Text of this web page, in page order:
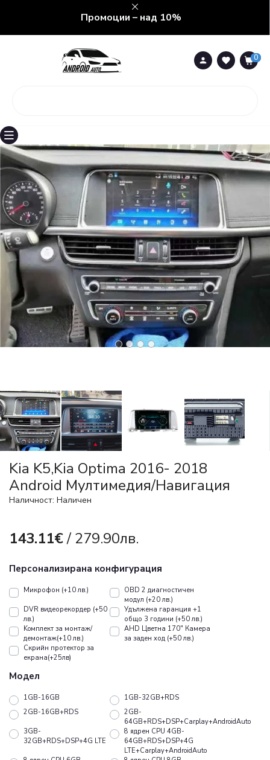
Промоции – над 10%
0
0
Kia K5,Kia Optima 2016- 2018
Android Mултимедия/Навигация
Наличност: Наличен
143.11€/ 279.90лв.
Персонализирана конфигурация
Микрофон (+10 лв.)
OBD 2 диагностичен
модул (+20 лв.)
DVR видеорекордер (+50
лв.)
Удължена гаранция +1
общо 3 години (+50 лв.)
Koмплект за монтаж/
демонтаж(+10 лв.)
AHD Цветна 170" Камера
за заден ход (+50 лв.)
Скрийн протектор за
екрана(+25лв)
Модел
1GB-16GB
1GB-32GB+RDS
2GB-16GB+RDS
2GB-
64GB+RDS+DSP+Carplay+AndroidAuto
3GB-
32GB+RDS+DSP+4G LTE
8 ядрен CPU 4GB-
64GB+RDS+DSP+4G
LTE+Carplay+AndroidAuto